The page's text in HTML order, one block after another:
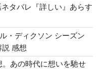
タバレ『詳しい』あらす
・ディクソン シーズン
感想
。あの時代に想いを馳せ